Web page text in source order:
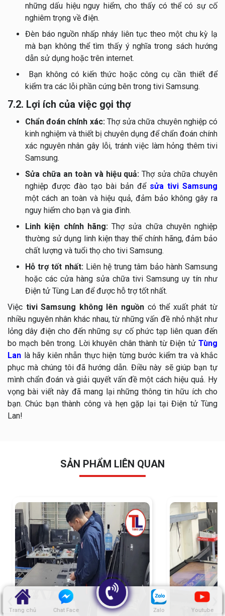
Trang chủ Chat Face Zalo Youtube
những dấu hiệu nguy hiểm, cho thấy có thể có sự cố
nghiêm trọng về điện.
Đèn báo nguồn nhấp nháy liên tục theo một chu kỳ lạ
mà bạn không thể tìm thấy ý nghĩa trong sách hướng
dẫn sử dụng hoặc trên internet.
Bạn không có kiến thức hoặc công cụ cần thiết để
kiểm tra các lỗi phần cứng bên trong tivi Samsung.
7.2. Lợi ích của việc gọi thợ
Chẩn đoán chính xác: Thợ sửa chữa chuyên nghiệp có
kinh nghiệm và thiết bị chuyên dụng để chẩn đoán chính
xác nguyên nhân gây lỗi, tránh việc làm hỏng thêm tivi
Samsung.
Sửa chữa an toàn và hiệu quả:Thợ sửa chữa chuyên
nghiệp được đào tạo bài bản để sửa tivi Samsung
một cách an toàn và hiệu quả, đảm bảo không gây ra
nguy hiểm cho bạn và gia đình.
Linh kiện chính hãng:Thợ sửa chữa chuyên nghiệp
thường sử dụng linh kiện thay thế chính hãng, đảm bảo
chất lượng và tuổi thọ cho tivi Samsung.
Hỗ trợ tốt nhất: Liên hệ trung tâm bảo hành Samsung
hoặc các cửa hàng sửa chữa tivi Samsung uy tín như
Điện tử Tùng Lan để được hỗ trợ tốt nhất.
Việc tivi Samsung không lên nguồn có thể xuất phát từ
nhiều nguyên nhân khác nhau, từ những vấn đề nhỏ nhặt như
lỏng dây điện cho đến những sự cố phức tạp liên quan đến
bo mạch bên trong. Lời khuyên chân thành từ Điện tử Tùng
Lan là hãy kiên nhẫn thực hiện từng bước kiểm tra và khắc
phục mà chúng tôi đã hướng dẫn. Điều này sẽ giúp bạn tự
mình chẩn đoán và giải quyết vấn đề một cách hiệu quả. Hy
vọng bài viết này đã mang lại những thông tin hữu ích cho
bạn. Chúc bạn thành công và hẹn gặp lại tại Điện tử Tùng
Lan!
SẢN PHẨM LIÊN QUAN